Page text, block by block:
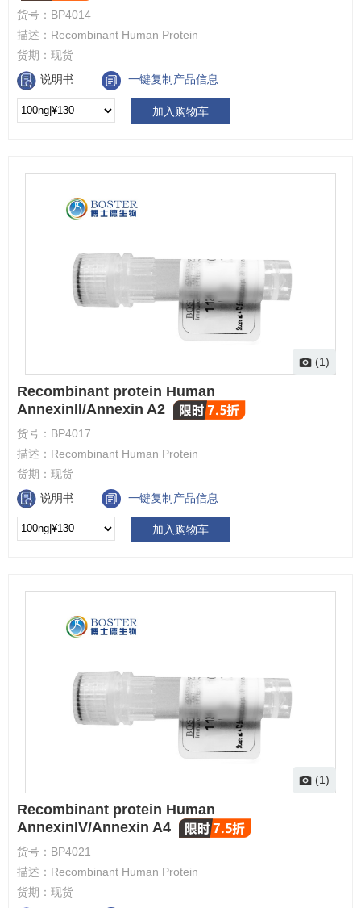
货号： BP4014
描述： Recombinant Human Protein
货期： 现货
说明书
一键复制产品信息
加入购物车
(1)
Recombinant protein Human
AnnexinII/Annexin A2
货号： BP4017
描述： Recombinant Human Protein
货期： 现货
说明书
一键复制产品信息
加入购物车
(1)
Recombinant protein Human
AnnexinIV/Annexin A4
货号： BP4021
描述： Recombinant Human Protein
货期： 现货